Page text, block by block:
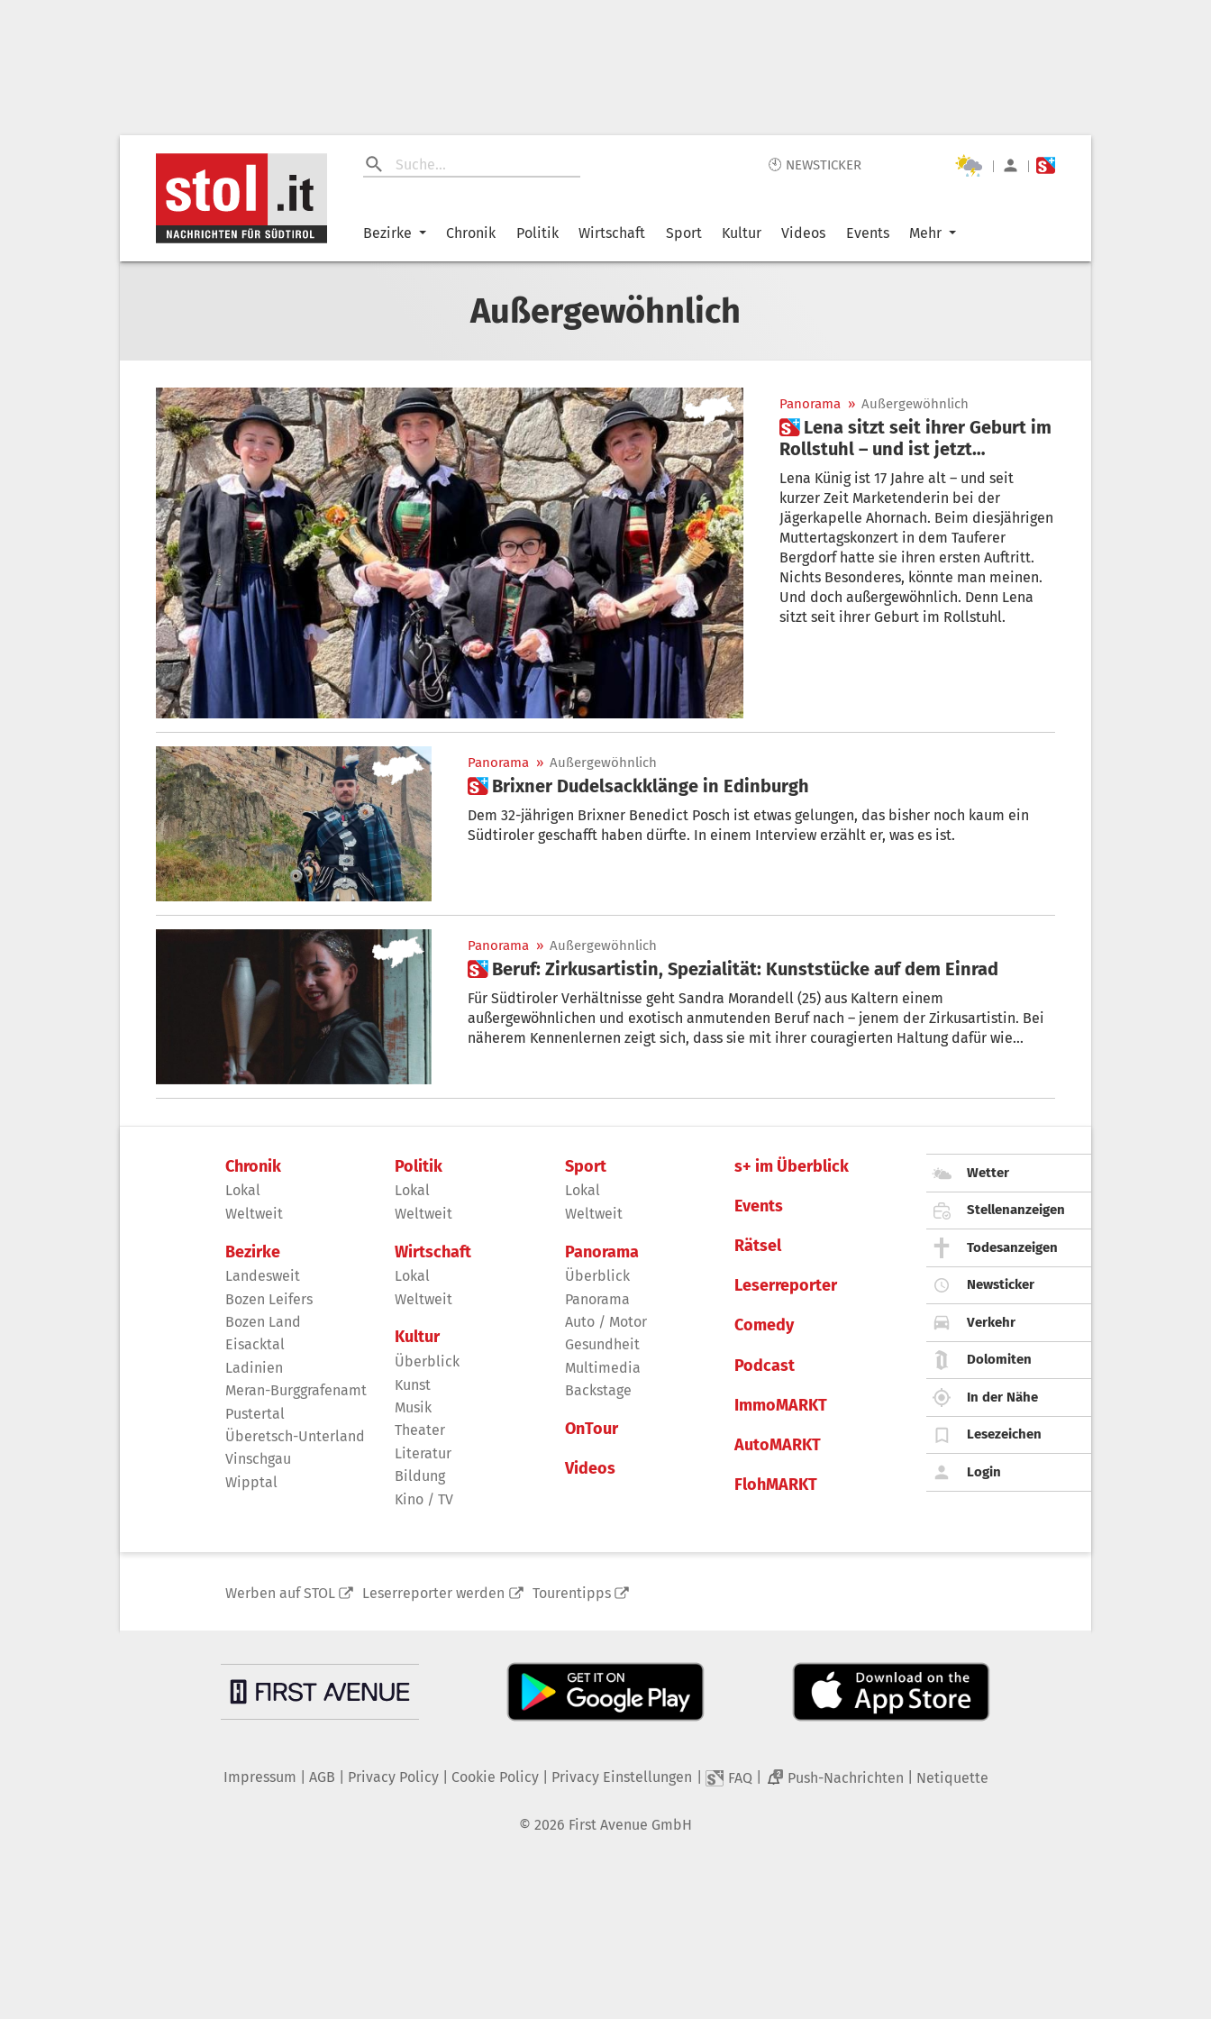
🕙 NEWSTICKER | |
Bezirke Chronik Politik Wirtschaft Sport Kultur Videos Events Mehr
Außergewöhnlich
Panorama » Außergewöhnlich
 Lena sitzt seit ihrer Geburt im
Rollstuhl – und ist jetzt
Marketenderin
Lena Künig ist 17 Jahre alt – und seit
kurzer Zeit Marketenderin bei der
Jägerkapelle Ahornach. Beim diesjährigen
Muttertagskonzert in dem Tauferer
Bergdorf hatte sie ihren ersten Auftritt.
Nichts Besonderes, könnte man meinen.
Und doch außergewöhnlich. Denn Lena
sitzt seit ihrer Geburt im Rollstuhl.
Panorama » Außergewöhnlich
 Brixner Dudelsackklänge in Edinburgh
Dem 32-jährigen Brixner Benedict Posch ist etwas gelungen, das bisher noch kaum ein
Südtiroler geschafft haben dürfte. In einem Interview erzählt er, was es ist.
Panorama » Außergewöhnlich
 Beruf: Zirkusartistin, Spezialität: Kunststücke auf dem Einrad
Für Südtiroler Verhältnisse geht Sandra Morandell (25) aus Kaltern einem
außergewöhnlichen und exotisch anmutenden Beruf nach – jenem der Zirkusartistin. Bei
näherem Kennenlernen zeigt sich, dass sie mit ihrer couragierten Haltung dafür wie
Chronik
Lokal
Weltweit
Bezirke
Landesweit
Bozen Leifers
Bozen Land
Eisacktal
Ladinien
Meran-Burggrafenamt
Pustertal
Überetsch-Unterland
Vinschgau
Wipptal
Politik
Lokal
Weltweit
Wirtschaft
Lokal
Weltweit
Kultur
Überblick
Kunst
Musik
Theater
Literatur
Bildung
Kino / TV
Sport
Lokal
Weltweit
Panorama
Überblick
Panorama
Auto / Motor
Gesundheit
Multimedia
Backstage
OnTour
Videos
s+ im Überblick
Events
Rätsel
Leserreporter
Comedy
Podcast
ImmoMARKT
AutoMARKT
FlohMARKT
Wetter
Stellenanzeigen
Todesanzeigen
Newsticker
Verkehr
Dolomiten
In der Nähe
Lesezeichen
Login
Werben auf STOL Leserreporter werden Tourentipps
Impressum AGB Privacy Policy| Cookie Policy| Privacy Einstellungen FAQ 2 Push-Nachrichten Netiquette
© 2026 First Avenue GmbH